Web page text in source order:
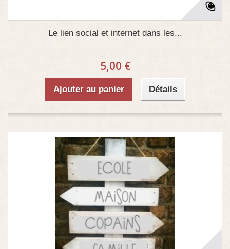
Le lien social et internet dans les...
5,00 €
Ajouter au panier Détails